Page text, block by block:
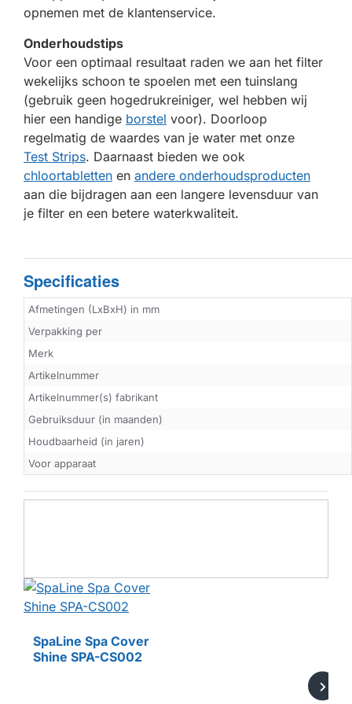
opnemen met de klantenservice.
Onderhoudstips
Voor een optimaal resultaat raden we aan het filter
wekelijks schoon te spoelen met een tuinslang
(gebruik geen hogedrukreiniger, wel hebben wij
hier een handige borstel voor). Doorloop
regelmatig de waardes van je water met onze
Test Strips. Daarnaast bieden we ook
chloortabletten en andere onderhoudsproducten
aan die bijdragen aan een langere levensduur van
je filter en een betere waterkwaliteit.
Specificaties
Afmetingen (LxBxH) in mm
Verpakking per
Merk
Artikelnummer
Artikelnummer(s) fabrikant
Gebruiksduur (in maanden)
Houdbaarheid (in jaren)
Voor apparaat
SpaLine Spa Cover
Shine SPA-CS002